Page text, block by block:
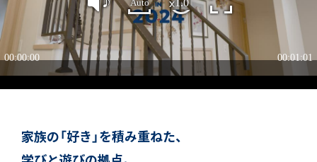
家族の「好き」を積み重ねた、